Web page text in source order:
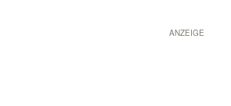
ANZEIGE